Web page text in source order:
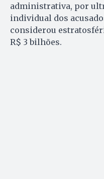
administrativa, por
individual dos
considerou
R$ 3 bilhões.